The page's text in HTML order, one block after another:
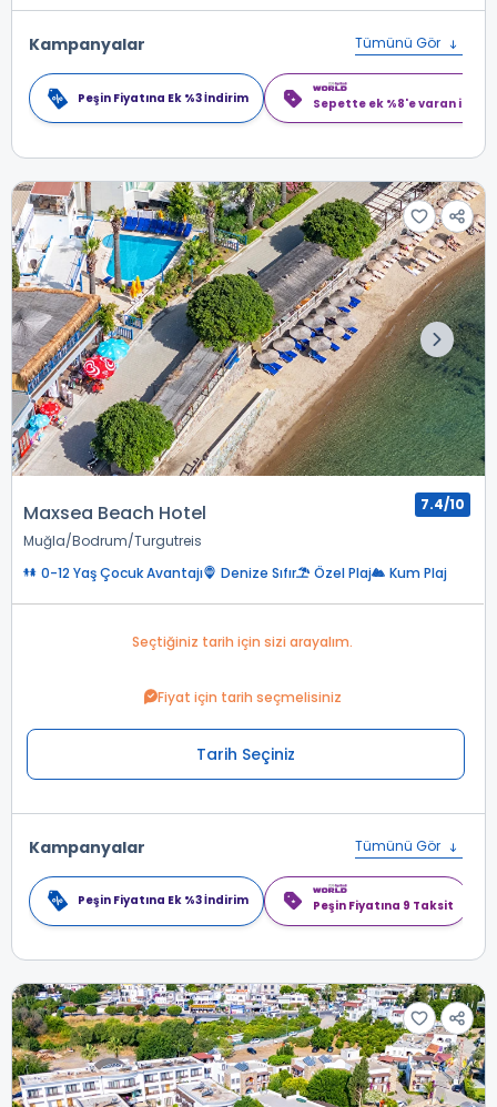
Kampanyalar Tümünü Gör
Peşin Fiyatına Ek %3 İndirim Sepette ek %8'e varan
Maxsea Beach Hotel
Muğla Bodrum Turgutreis
7.4/10
0-12 Yaş Çocuk Avantajı Denize Sıfır Özel Plaj Kum Plaj
Seçtiğiniz tarih için sizi arayalım.
Fiyat için tarih seçmelisiniz
Tarih Seçiniz
Kampanyalar Tümünü Gör
Peşin Fiyatına Ek %3 İndirim Peşin Fiyatına 9 Taksit